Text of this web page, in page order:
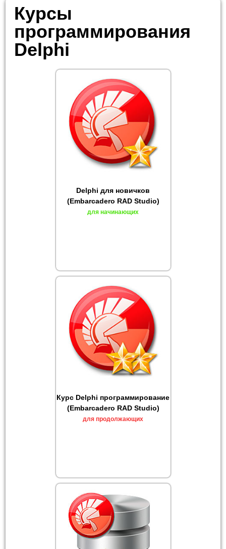
Курсы
программирования
Delphi
Delphi для новичков
(Embarcadero RAD Studio)
для начинающих
Курс Delphi программирование
(Embarcadero RAD Studio)
для продолжающих